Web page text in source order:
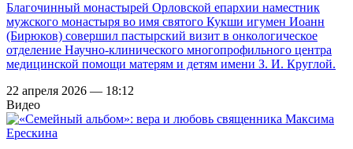
Благочинный монастырей Орловской епархии наместник
мужского монастыря во имя святого Кукши игумен Иоанн
(Бирюков) совершил пастырский визит в онкологическое
отделение Научно-клинического многопрофильного центра
медицинской помощи матерям и детям имени З. И. Круглой.
22 апреля 2026 — 18:12
Видео